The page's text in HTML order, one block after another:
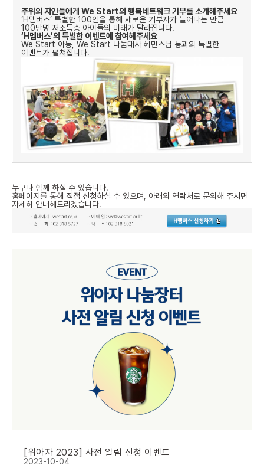
주위의 지인들에게 We Start의 행복네트워크 기부를 소개해주세요
‘H멤버스’ 특별한 100인을 통해 새로운 기부자가 늘어나는 만큼
100만명 저소득층 아이들의 미래가 달라집니다.
‘H멤버스’의 특별한 이벤트에 참여해주세요
We Start 아동, We Start 나눔대사 혜민스님 등과의 특별한
이벤트가 펼쳐집니다.
누구나 함께 하실 수 있습니다.
홈페이지를 통해 직접 신청하실 수 있으며
아래의 연락처로 문의해 주시면
자세히 안내해드리겠습니다.
[위아자 2023] 사전 알림 신청 이벤트
2023-10-04